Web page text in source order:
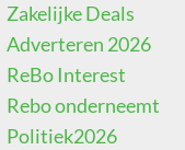
Zakelijke Deals
Adverteren 2026
ReBo Interest
Rebo onderneemt
Politiek2026